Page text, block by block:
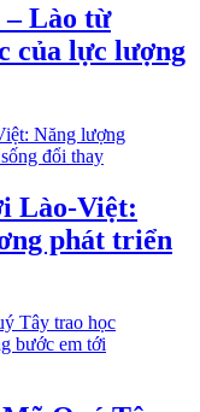
Lào từ
của lực lượng
Lào-Việt:
phát triển